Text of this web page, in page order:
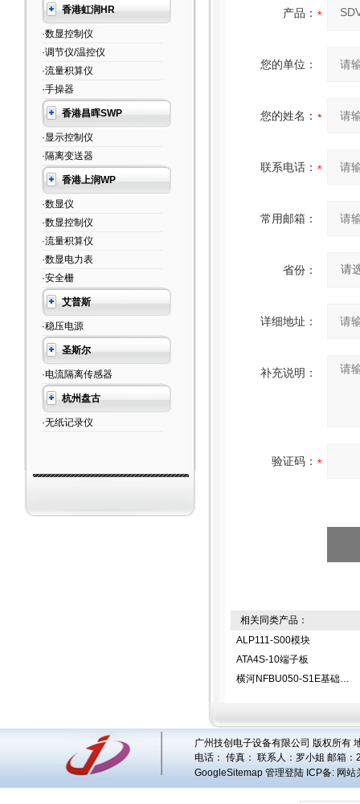
香港虹润HR
·数显控制仪
·调节仪/温控仪
·流量积算仪
·手操器
香港昌晖SWP
·显示控制仪
·隔离变送器
香港上润WP
·数显仪
·数显控制仪
·流量积算仪
·数显电力表
·安全栅
艾普斯
·稳压电源
圣斯尔
·电流隔离传感器
杭州盘古
·无纸记录仪
产品：
您的单位：
您的姓名：
联系电话：
常用邮箱：
省份：
详细地址：
补充说明：
验证码：
相关同类产品：
ALP111-S00模块
ATA4S-10端子板
横河NFBU050-S1E基础模块
广州技创电子设备有限公司 版权所有
电话： 传真： 联系人： 罗小姐 邮箱：
GoogleSitemap 管理登陆 ICP备: 网站